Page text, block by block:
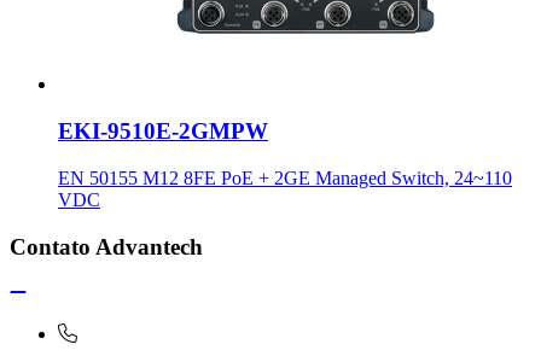
EKI-9510E-2GMPW
EN 50155 M12 8FE PoE + 2GE Managed Switch, 24~110
VDC
Contato Advantech